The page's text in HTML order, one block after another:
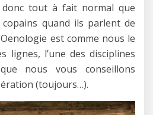
tout à fait normal que
quand ils parlent de
est comme nous le
lignes, l’une des disciplines
nous vous conseillons
(toujours…).